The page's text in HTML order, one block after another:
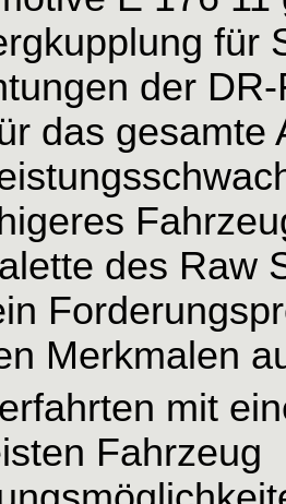
für
der
das gesamte
des Raw
Merkmalen
mit
Fahrzeug